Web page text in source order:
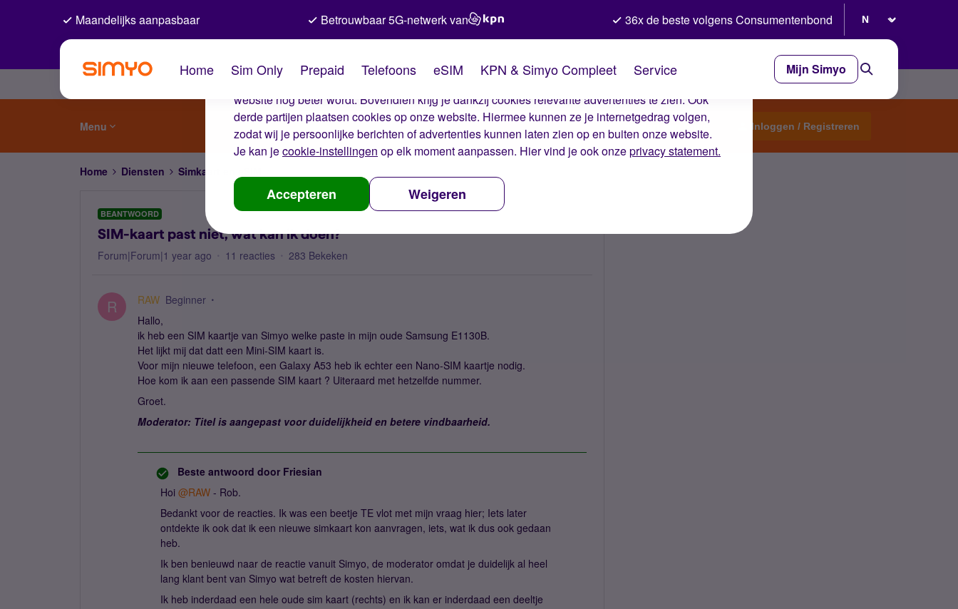
De cookies van Simyo
Wij gebruiken cookies op onze website. Met deze cookies zorgen wij ervoor dat je ervaring op de
website nog beter wordt. Bovendien krijg je dankzij cookies relevante advertenties te zien. Ook
derde partijen plaatsen cookies op onze website. Hiermee kunnen ze je internetgedrag volgen,
zodat wij je persoonlijke berichten of advertenties kunnen laten zien op en buiten onze website.
Je kan jecookie-instellingen op elk moment aanpassen. Hier vind je ook onzeprivacy statement.
Accepteren Weigeren
Maandelijks aanpasbaar Betrouwbaar 5G-netwerk van 36x de beste volgens Consumentenbond
Home Sim Only Prepaid Telefoons eSIM KPN & Simyo Compleet Service Mijn Simyo
Menu Start een topic Inloggen / Registreren
Home Diensten Simkaart en eSIM
BEANTWOORD
SIM-kaart past niet, wat kan ik doen?
Forum|Forum|1 year ago 11 reacties 283 Bekeken
R RAW Beginner
Hallo,
ik heb een SIM kaartje van Simyo welke paste in mijn oude Samsung E1130B.
Het lijkt mij dat datt een Mini-SIM kaart is.
Voor mijn nieuwe telefoon, een Galaxy A53 heb ik echter een Nano-SIM kaartje nodig.
Hoe kom ik aan een passende SIM kaart ? Uiteraard met hetzelfde nummer.
Groet.
Moderator: Titel is aangepast voor duidelijkheid en betere vindbaarheid.
Beste antwoord door Friesian
Hoi ​ @RAW - Rob.
Bedankt voor de reacties. Ik was een beetje TE vlot met mijn vraag hier; Iets later
ontdekte ik ook dat ik een nieuwe simkaart kon aanvragen, iets, wat ik dus ook gedaan
heb.
Ik ben benieuwd naar de reactie vanuit Simyo, de moderator omdat je duidelijk al heel
lang klant bent van Simyo wat betreft de kosten hiervan.
Ik heb inderdaad een hele oude sim kaart (rechts) en ik kan er inderdaad een deeltje